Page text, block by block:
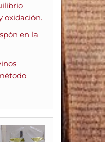
oxidación.
en la